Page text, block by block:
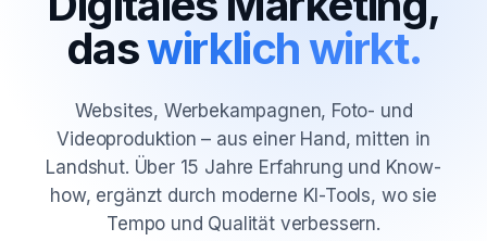
daswirklich wirkt.
Websites, Werbekampagnen, Foto- und
Videoproduktion – aus einer Hand, mitten in
Landshut. Über 15 Jahre Erfahrung und Know-
how, ergänzt durch moderne KI-Tools, wo sie
Tempo und Qualität verbessern.